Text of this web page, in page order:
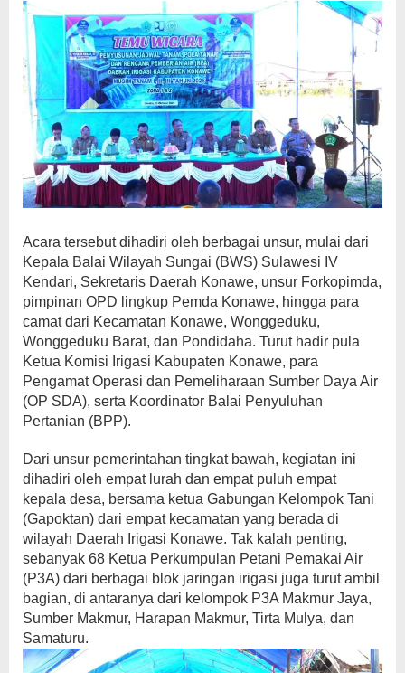
Acara tersebut dihadiri oleh berbagai unsur, mulai dari
Kepala Balai Wilayah Sungai (BWS) Sulawesi IV
Kendari, Sekretaris Daerah Konawe, unsur Forkopimda,
pimpinan OPD lingkup Pemda Konawe, hingga para
camat dari Kecamatan Konawe, Wonggeduku,
Wonggeduku Barat, dan Pondidaha. Turut hadir pula
Ketua Komisi Irigasi Kabupaten Konawe, para
Pengamat Operasi dan Pemeliharaan Sumber Daya Air
(OP SDA), serta Koordinator Balai Penyuluhan
Pertanian (BPP).
Dari unsur pemerintahan tingkat bawah, kegiatan ini
dihadiri oleh empat lurah dan empat puluh empat
kepala desa, bersama ketua Gabungan Kelompok Tani
(Gapoktan) dari empat kecamatan yang berada di
wilayah Daerah Irigasi Konawe. Tak kalah penting,
sebanyak 68 Ketua Perkumpulan Petani Pemakai Air
(P3A) dari berbagai blok jaringan irigasi juga turut ambil
bagian, di antaranya dari kelompok P3A Makmur Jaya,
Sumber Makmur, Harapan Makmur, Tirta Mulya, dan
Samaturu.